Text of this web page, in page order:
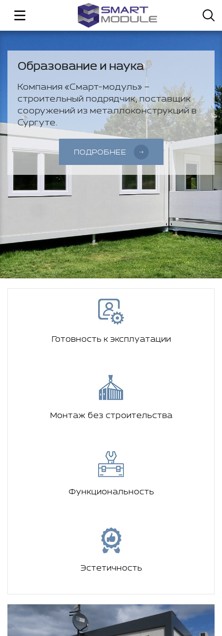
Образование и наука
Компания «Смарт-модуль» –
строительный подрядчик, поставщик
сооружений из металлоконструкций в
Сургуте.
ПОДРОБНЕЕ
Готовность к эксплуатации
Монтаж без строительства
Функциональность
Эстетичность